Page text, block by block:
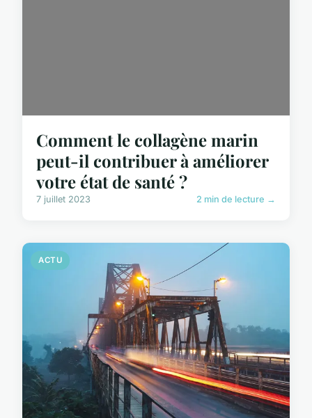
Comment le collagène marin
peut-il contribuer à améliorer
votre état de santé ?
7 juillet 2023 2 min de lecture →
ACTU